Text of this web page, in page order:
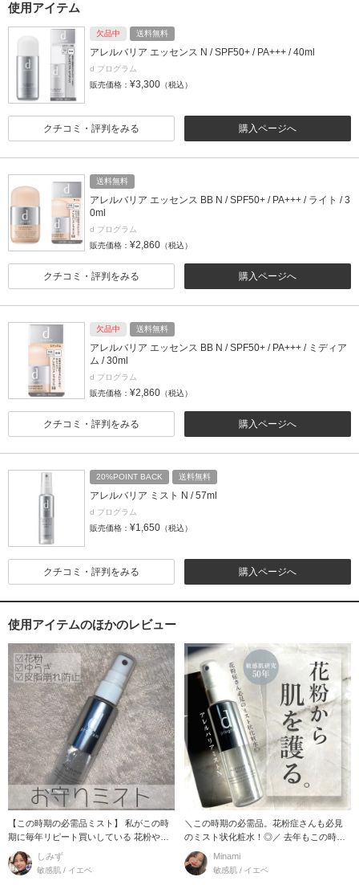
使用アイテム
欠品中 送料無料
アレルバリア エッセンス N / SPF50+ / PA+++ / 40ml
d プログラム
販売価格： ¥3,300 （税込）
購入ページへ
クチコミ・評判をみる
送料無料
アレルバリア エッセンス BB N / SPF50+ / PA+++ / ライト / 3
0ml
d プログラム
販売価格： ¥2,860 （税込）
購入ページへ
クチコミ・評判をみる
欠品中 送料無料
アレルバリア エッセンス BB N / SPF50+ / PA+++ / ミディア
ム / 30ml
d プログラム
販売価格： ¥2,860 （税込）
購入ページへ
クチコミ・評判をみる
20%POINT BACK 送料無料
アレルバリア ミスト N / 57ml
d プログラム
販売価格： ¥1,650 （税込）
購入ページへ
クチコミ・評判をみる
使用アイテムのほかのレビュー
【この時期の必需品ミスト】 私がこの時
期に毎年リピート買いしている 花粉や、
ちり、ほこ
しみず
敏感肌 / イエベ
＼この時期の必需品。花粉症さんも必見
のミスト状化粧水！◎／ 去年もこの時
期、特に花粉
Minami
敏感肌 / イエベ